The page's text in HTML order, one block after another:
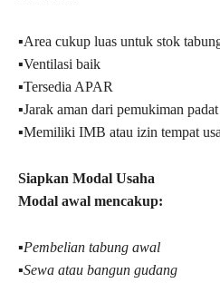
▪︎Area cukup luas untuk stok
▪︎Ventilasi baik
▪︎Tersedia APAR
▪︎Jarak aman dari pemukiman padat
▪︎Memiliki IMB atau izin tempat
Siapkan Modal Usaha
Modal awal mencakup:
▪︎Pembelian tabung awal
▪︎Sewa atau bangun gudang